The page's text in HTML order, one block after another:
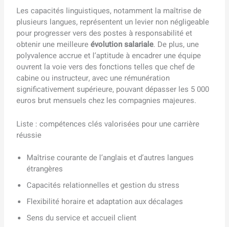
Les capacités linguistiques, notamment la maîtrise de
plusieurs langues, représentent un levier non négligeable
pour progresser vers des postes à responsabilité et
obtenir une meilleureévolution salariale. De plus, une
polyvalence accrue et l’aptitude à encadrer une équipe
ouvrent la voie vers des fonctions telles que chef de
cabine ou instructeur, avec une rémunération
significativement supérieure, pouvant dépasser les 5 000
euros brut mensuels chez les compagnies majeures.
Liste : compétences clés valorisées pour une carrière
réussie
Maîtrise courante de l’anglais et d’autres langues
étrangères
Capacités relationnelles et gestion du stress
Flexibilité horaire et adaptation aux décalages
Sens du service et accueil client